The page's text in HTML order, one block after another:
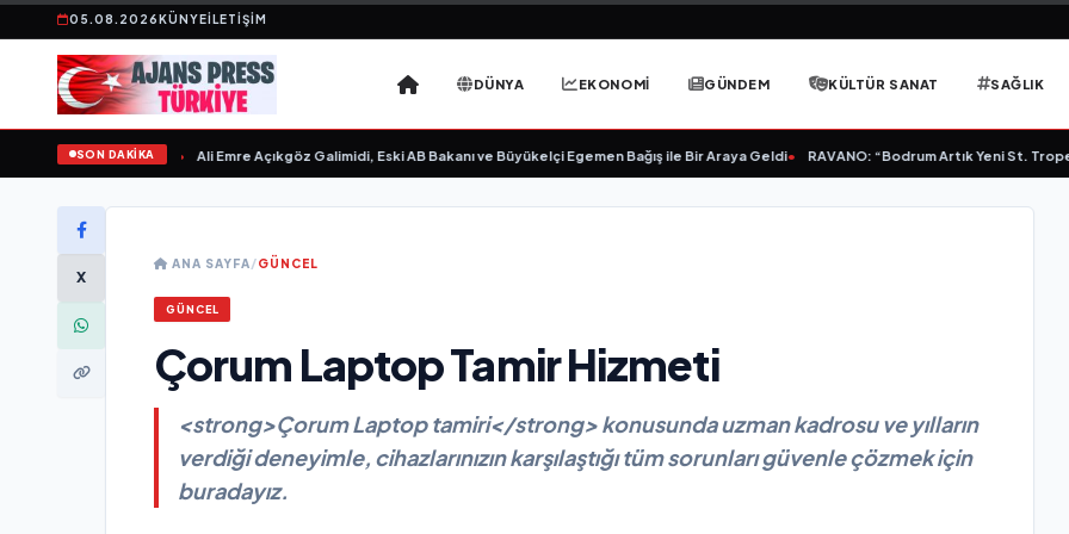
05.08.2026KÜNYEİLETIŞIM
DÜNYA EKONOMİ GÜNDEM KÜLTÜR SANAT SAĞLIK
SON DAKİKA
“ yayımlandı• Ali Emre Açıkgöz Galimidi, Eski AB Bakanı ve Büyükelçi Egemen Bağış ile Bir Araya Geldi• RAVANO: “Bodrum Artık Yeni St. Tropez
X
ANA SAYFA/GÜNCEL
GÜNCEL
Çorum Laptop Tamir Hizmeti
<strong>Çorum Laptop tamiri</strong> konusunda uzman kadrosu ve yılların
verdiği deneyimle, cihazlarınızın karşılaştığı tüm sorunları güvenle çözmek için
buradayız.